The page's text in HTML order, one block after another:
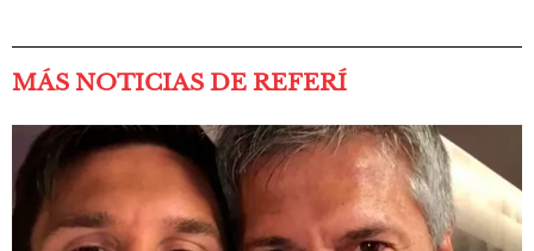
MÁS NOTICIAS DE REFERÍ